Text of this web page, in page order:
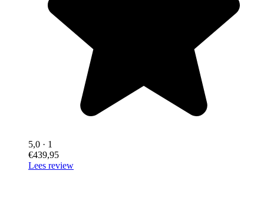
5,0 · 1
€439,95
Lees review